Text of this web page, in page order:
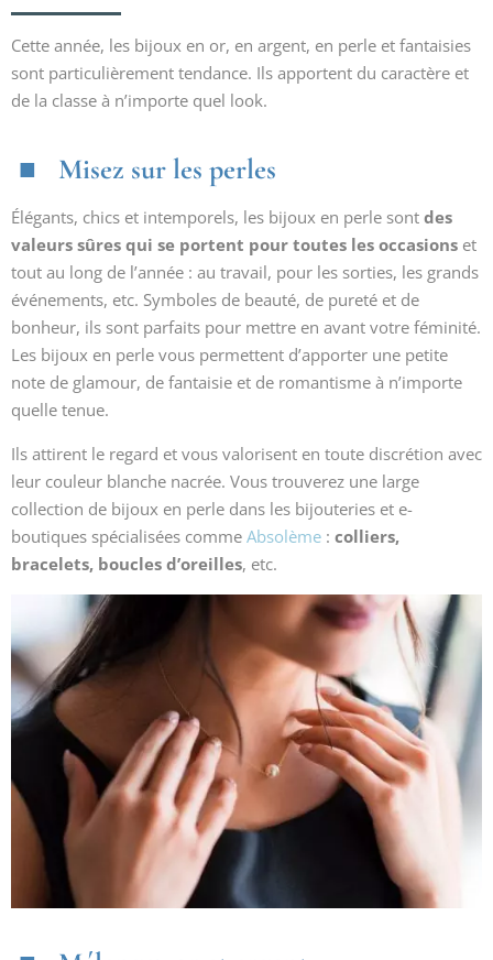
Cette année, les bijoux en or, en argent, en perle et fantaisies
sont particulièrement tendance. Ils apportent du caractère et
de la classe à n’importe quel look.
Misez sur les perles
Élégants, chics et intemporels, les bijoux en perle sont des
valeurs sûres qui se portent pour toutes les occasions et
tout au long de l’année : au travail, pour les sorties, les grands
événements, etc. Symboles de beauté, de pureté et de
bonheur, ils sont parfaits pour mettre en avant votre féminité.
Les bijoux en perle vous permettent d’apporter une petite
note de glamour, de fantaisie et de romantisme à n’importe
quelle tenue.
Ils attirent le regard et vous valorisent en toute discrétion avec
leur couleur blanche nacrée. Vous trouverez une large
collection de bijoux en perle dans les bijouteries et e-
boutiques spécialisées comme Absolème : colliers,
bracelets, boucles d’oreilles, etc.